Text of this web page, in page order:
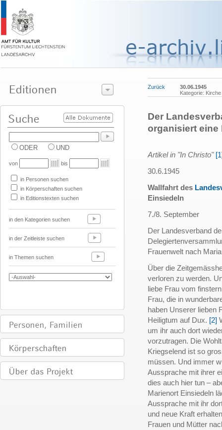
ODER UND
von bis
in Personen suchen
in Körperschaften suchen
in Editionstexten suchen
in den Kategorien suchen
in der Zeitleiste suchen
in Themen suchen
Zurück
30.06.1945
Kategorie:
Der
organisiert eine
Artikel in "In Christo"
30.6.1945
Wallfahrt des
Einsiedeln
7./8. September
Der Landesverband
Frauenwelt nach
Über die
verloren zu werden.
liebe Frau vom
Frau, die in
haben Unserer lieben
Heiligtum auf Dux. [2]
um ihr auch dort
vorzutragen. Die
Kriegselend ist so
müssen. Und immer
Aussprache mit ihrer
dies auch hier tun –
Marienort Einsiedeln
Aussprache mit ihr
und neue Kraft
Frauen und Mütter